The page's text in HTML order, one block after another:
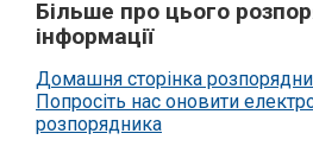
Більше про цього
інформації
Домашня сторінка
Попросіть нас оновити
розпорядника